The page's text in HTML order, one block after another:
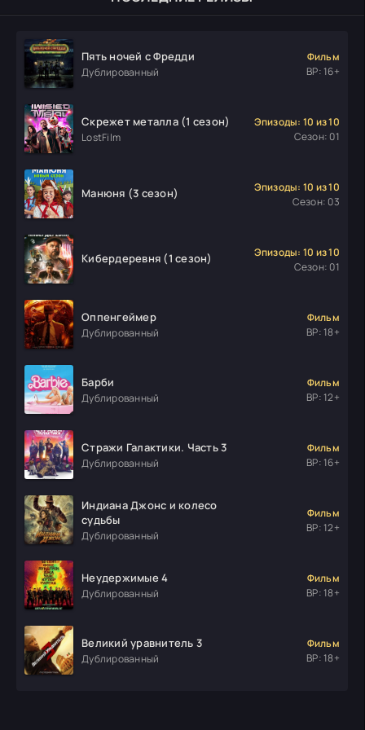
Пять ночей с Фредди
Дублированный
Фильм
ВР: 16+
Скрежет металла (1 сезон)
LostFilm
Эпизоды: 10 из 10
Сезон: 01
Манюня (3 сезон)
Эпизоды: 10 из 10
Сезон: 03
Кибердеревня (1 сезон)
Эпизоды: 10 из 10
Сезон: 01
Оппенгеймер
Дублированный
Фильм
ВР: 18+
Барби
Дублированный
Фильм
ВР: 12+
Стражи Галактики. Часть 3
Дублированный
Фильм
ВР: 16+
Индиана Джонс и колесо
судьбы
Дублированный
Фильм
ВР: 12+
Неудержимые 4
Дублированный
Фильм
ВР: 18+
Великий уравнитель 3
Дублированный
Фильм
ВР: 18+